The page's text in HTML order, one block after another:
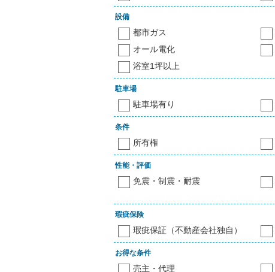
設備
都市ガス
オール電化
浴室1坪以上
駐車場
駐車場有り
条件
所有権
性能・評価
免震・制震・耐震
瑕疵保険
瑕疵保証（不動産会社独自）
お得な条件
売主・代理